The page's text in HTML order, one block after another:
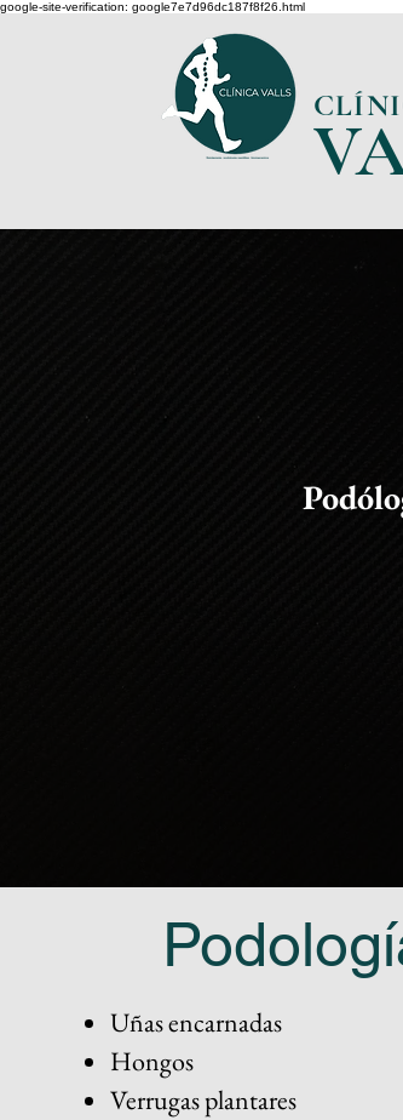
google-site-verification: google7e7d96dc187f8f26.html
Uñas encarnadas
Hongos
Verrugas plantares